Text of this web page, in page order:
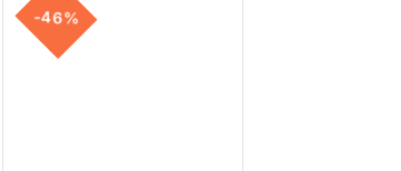
-46%